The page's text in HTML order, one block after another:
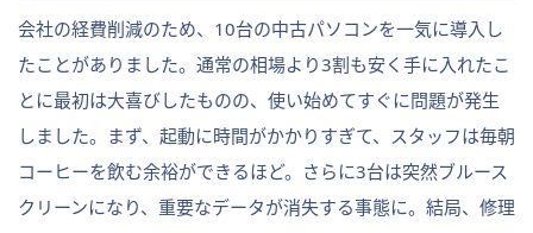
会社の経費削減のため、10台の中古パソコンを一気に導入し
たことがありました。通常の相場より3割も安く手に入れたこ
とに最初は大喜びしたものの、使い始めてすぐに問題が発生
しました。まず、起動に時間がかかりすぎて、スタッフは毎朝
コーヒーを飲む余裕ができるほど。さらに3台は突然ブルース
クリーンになり、重要なデータが消失する事態に。結局、修理